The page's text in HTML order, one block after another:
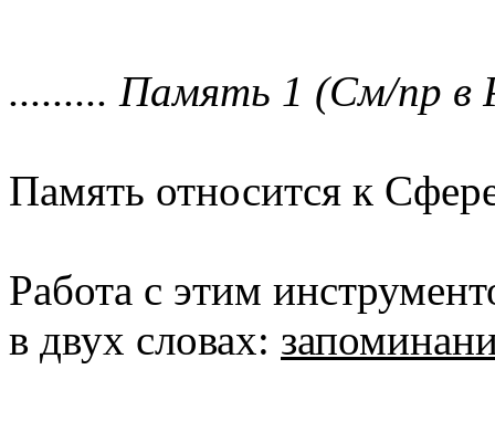
......... Память 1 (См/пр в
Память относится к
Работа с этим
в двух словах: